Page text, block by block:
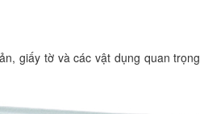
giấy tờ và các vật dụng quan